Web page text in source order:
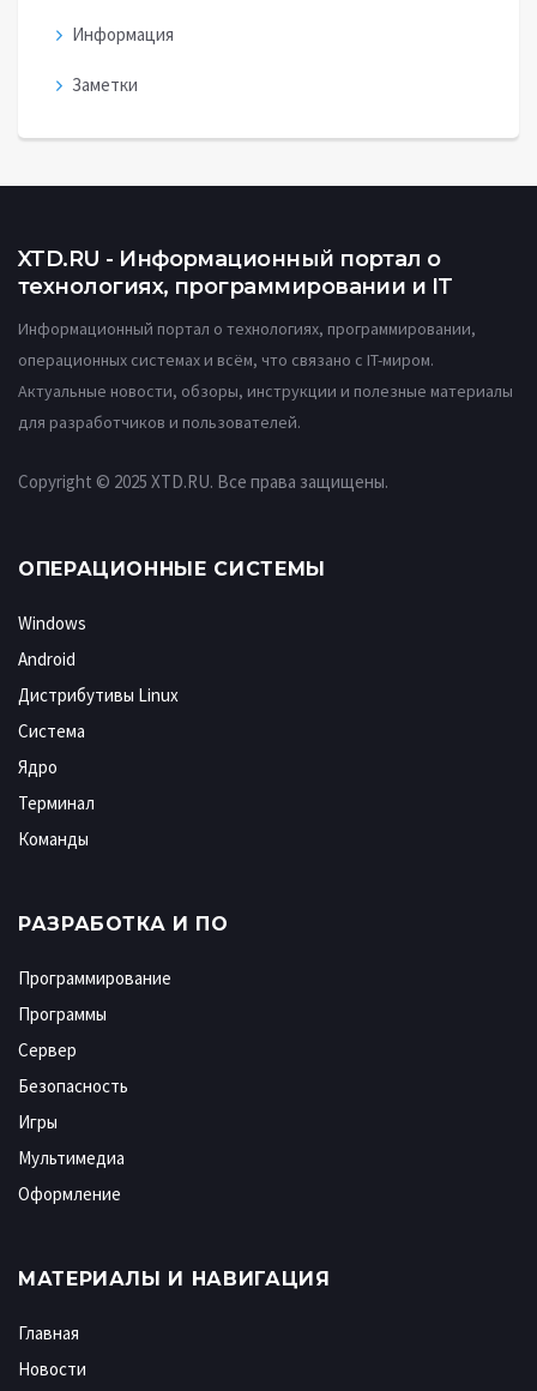
Информация
Заметки
XTD.RU - Информационный портал о
технологиях, программировании и IT
Информационный портал о технологиях, программировании,
операционных системах и всём, что связано с IT-миром.
Актуальные новости, обзоры, инструкции и полезные материалы
для разработчиков и пользователей.
Copyright © 2025 XTD.RU. Все права защищены.
ОПЕРАЦИОННЫЕ СИСТЕМЫ
Windows
Android
Дистрибутивы Linux
Система
Ядро
Терминал
Команды
РАЗРАБОТКА И ПО
Программирование
Программы
Сервер
Безопасность
Игры
Мультимедиа
Оформление
МАТЕРИАЛЫ И НАВИГАЦИЯ
Главная
Новости